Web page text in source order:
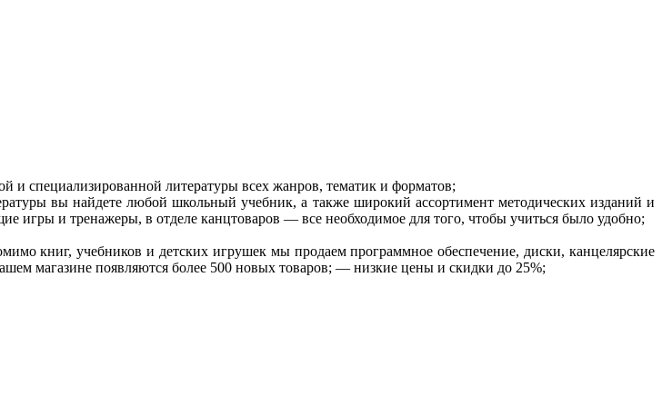
специализированной литературы всех жанров, тематик и форматов;
вы найдете любой школьный учебник, а также широкий ассортимент методических изданий и
игры и тренажеры, в отделе канцтоваров — все необходимое для того, чтобы учиться было удобно;
книг, учебников и детских игрушек мы продаем программное обеспечение, диски, канцелярские
магазине появляются более 500 новых товаров; — низкие цены и скидки до 25%;